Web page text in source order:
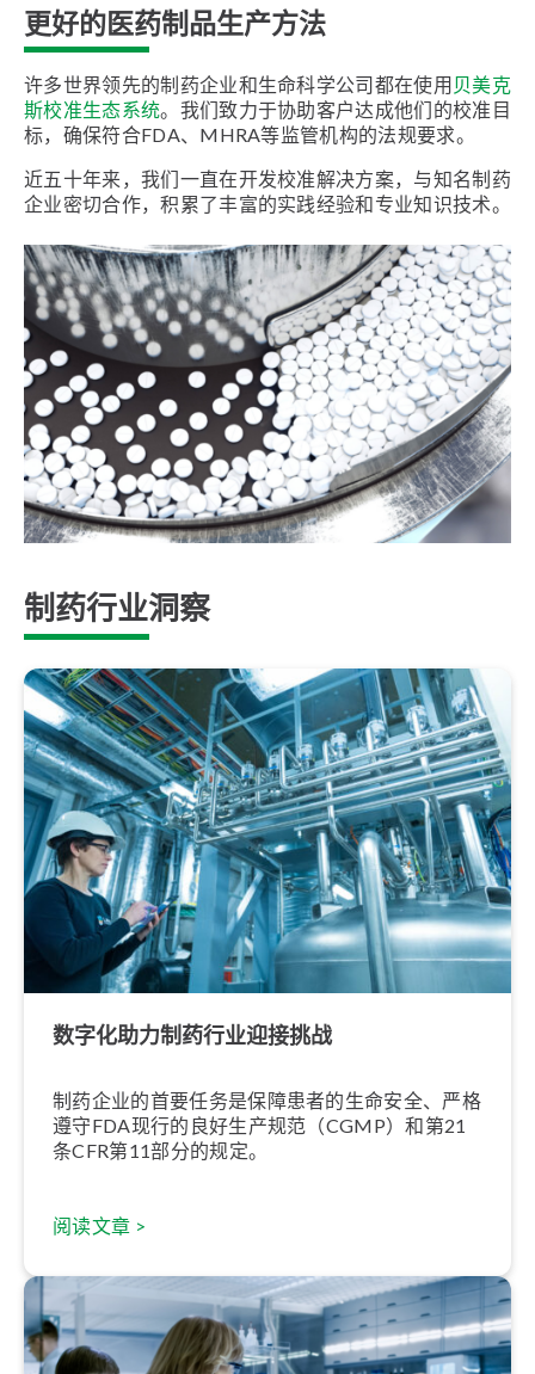
更好的医药制品生产方法
许多世界领先的制药企业和生命科学公司都在使用贝美克
斯校准生态系统。我们致力于协助客户达成他们的校准目
标，确保符合FDA、MHRA等监管机构的法规要求。
近五十年来，我们一直在开发校准解决方案，与知名制药
企业密切合作，积累了丰富的实践经验和专业知识技术。
制药行业洞察
数字化助力制药行业迎接挑战
制药企业的首要任务是保障患者的生命安全、严格
遵守FDA现行的良好生产规范（CGMP）和第21
条CFR第11部分的规定。
阅读文章 >